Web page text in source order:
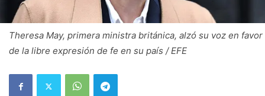
Theresa May, primera ministra británica, alzó su voz en favor
de la libre expresión de fe en su país / EFE